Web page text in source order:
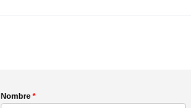
Nombre *